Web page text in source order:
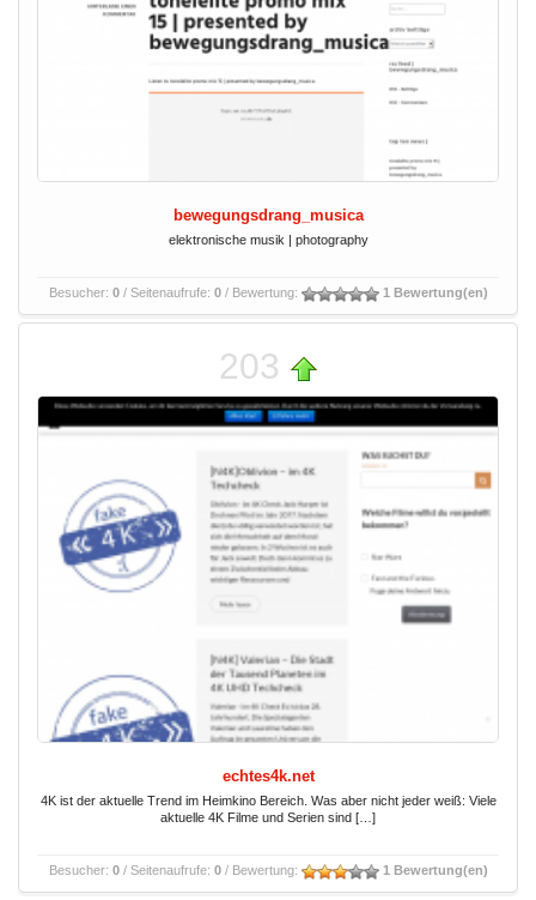
bewegungsdrang_musica
elektronische musik | photography
Besucher: 0/ Seitenaufrufe: 0/ Bewertung: 1 Bewertung(en)
203
echtes4k.net
4K ist der aktuelle Trend im Heimkino Bereich. Was aber nicht jeder weiß: Viele
aktuelle 4K Filme und Serien sind […]
Besucher: 0/ Seitenaufrufe: 0/ Bewertung: 1 Bewertung(en)